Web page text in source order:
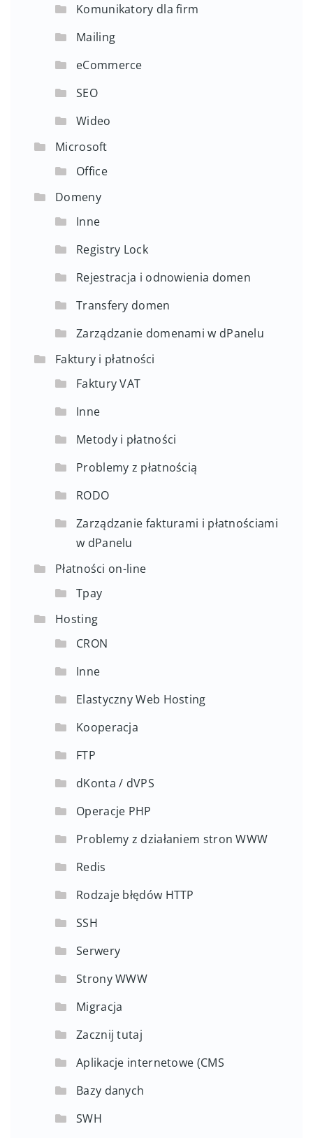
Komunikatory dla firm
Mailing
eCommerce
SEO
Wideo
Microsoft
Office
Domeny
Inne
Registry Lock
Rejestracja i odnowienia domen
Transfery domen
Zarządzanie domenami w dPanelu
Faktury i płatności
Faktury VAT
Inne
Metody i płatności
Problemy z płatnością
RODO
Zarządzanie fakturami i płatnościami
w dPanelu
Płatności on-line
Tpay
Hosting
CRON
Inne
Elastyczny Web Hosting
Kooperacja
FTP
dKonta / dVPS
Operacje PHP
Problemy z działaniem stron WWW
Redis
Rodzaje błędów HTTP
SSH
Serwery
Strony WWW
Migracja
Zacznij tutaj
Aplikacje internetowe (CMS
Bazy danych
SWH